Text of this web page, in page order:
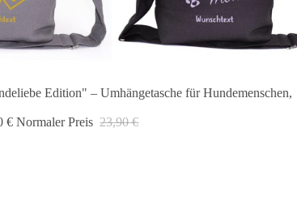
Edition" – Umhängetasche für Hundemenschen,
€ Normaler Preis 23,90 €